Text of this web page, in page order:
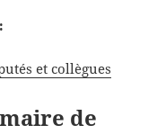
et collègues
de